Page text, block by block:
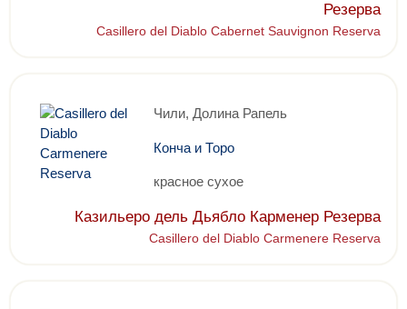
Резерва
Casillero del Diablo Cabernet Sauvignon Reserva
Чили, Долина Рапель
Конча и Торо
красное сухое
Казильеро дель Дьябло Карменер Резерва
Casillero del Diablo Carmenere Reserva